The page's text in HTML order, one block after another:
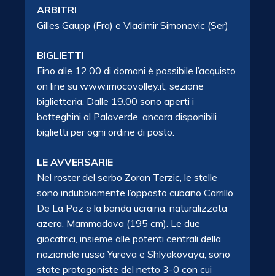
ARBITRI
Gilles Gaupp (Fra) e Vladimir Simonovic (Ser)
BIGLIETTI
Fino alle 12.00 di domani è possibile l’acquisto
on line su www.imocovolley.it, sezione
biglietteria. Dalle 19.00 sono aperti i
botteghini al Palaverde, ancora disponibili
biglietti per ogni ordine di posto.
LE AVVERSARIE
Nel roster del serbo Zoran Terzic, le stelle
sono indubbiamente l’opposto cubano Carrillo
De La Paz e la banda ucraina, naturalizzata
azera, Mammadova (195 cm). Le due
giocatrici, insieme alle potenti centrali della
nazionale russa Yureva e Shlyakovaya, sono
state protagoniste del netto 3-0 con cui